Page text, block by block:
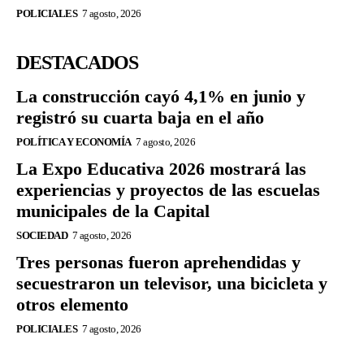
POLICIALES 7 agosto, 2026
DESTACADOS
La construcción cayó 4,1% en junio y
registró su cuarta baja en el año
POLÍTICA Y ECONOMÍA 7 agosto, 2026
La Expo Educativa 2026 mostrará las
experiencias y proyectos de las escuelas
municipales de la Capital
SOCIEDAD 7 agosto, 2026
Tres personas fueron aprehendidas y
secuestraron un televisor, una bicicleta y
otros elemento
POLICIALES 7 agosto, 2026